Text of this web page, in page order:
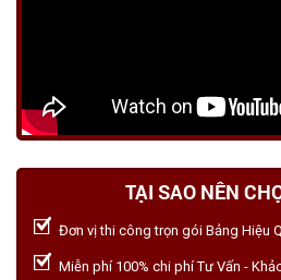
TẠI SAO NÊN
Đơn vị thi công trọn gói Bảng Hiệu
Miễn phí 100% chi phí Tư Vấn -